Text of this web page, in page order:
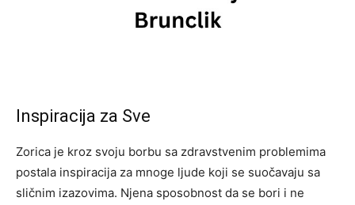
Inspiracija za Sve
Zorica je kroz svoju borbu sa zdravstvenim problemima
postala inspiracija za mnoge ljude koji se suočavaju sa
sličnim izazovima. Njena sposobnost da se bori i ne